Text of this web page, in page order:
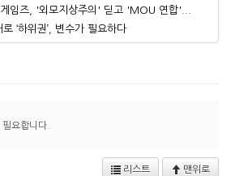
임즈, '외모지상주의' 딛고 'MOU 연합'...
로 ‘하위권’, 변수가 필요하다
필요합니다.
리스트 맨위로